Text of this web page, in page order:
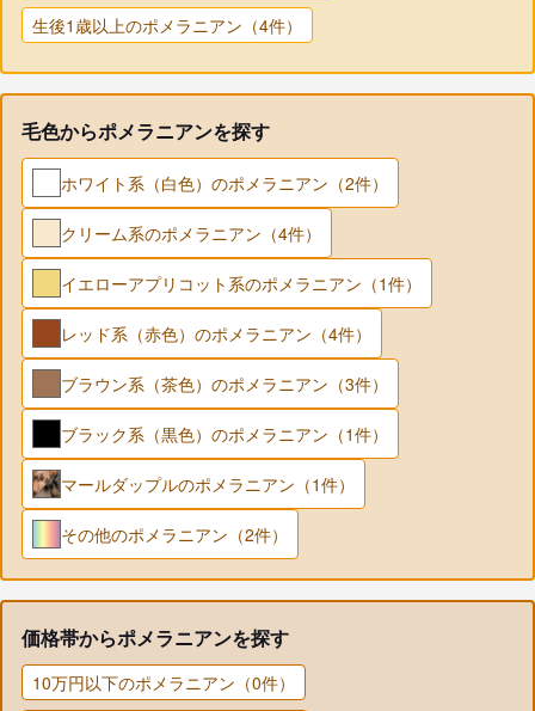
生後1歳以上のポメラニアン（4件）
毛色からポメラニアンを探す
ホワイト系（白色）のポメラニアン（2件）
クリーム系のポメラニアン（4件）
イエローアプリコット系のポメラニアン（1件）
レッド系（赤色）のポメラニアン（4件）
ブラウン系（茶色）のポメラニアン（3件）
ブラック系（黒色）のポメラニアン（1件）
マールダップルのポメラニアン（1件）
その他のポメラニアン（2件）
価格帯からポメラニアンを探す
10万円以下のポメラニアン（0件）